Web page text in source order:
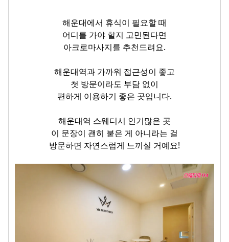
해운대에서 휴식이 필요할 때
어디를 가야 할지 고민된다면
아크로마사지를 추천드려요.
해운대역과 가까워 접근성이 좋고
첫 방문이라도 부담 없이
편하게 이용하기 좋은 곳입니다.
해운대역 스웨디시 인기많은 곳
이 문장이 괜히 붙은 게 아니라는 걸
방문하면 자연스럽게 느끼실 거예요!